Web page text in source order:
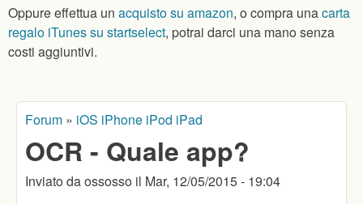
Oppure effettua un acquisto su amazon, o compra unacarta
regalo iTunes su startselect, potrai darci una mano senza
costi aggiuntivi.
Tu sei qui
Forum » iOS iPhone iPod iPad
OCR - Quale app?
Inviato daossosso il Mar, 12/05/2015 - 19:04